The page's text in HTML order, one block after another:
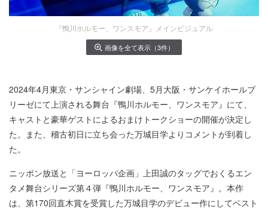
『鴨川ホルモー、ワンスモア』メインビジュアル
画像を全て表示（3件）
2024年4月東京・サンシャイン劇場、5月大阪・サンケイホールブ
リーゼにて上演される舞台『鴨川ホルモー、ワンスモア』にて、
キャストと豪華ゲストによるおまけトークショーの開催が決定し
た。また、稽古初日に立ち会った万城目学よりコメントが到着し
た。
ニッポン放送と「ヨーロッパ企画」上田誠のタッグでおくるエン
タメ舞台シリーズ第４弾『鴨川ホルモー、ワンスモア』。本作
は、第170回直木賞を受賞した万城目学のデビュー作にしてベスト